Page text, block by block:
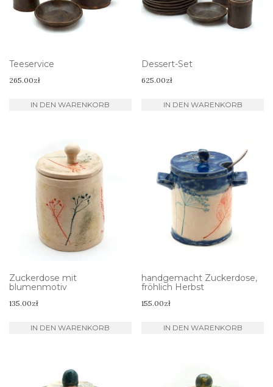
Teeservice
265.00zł
IN DEN WARENKORB
Dessert-Set
625.00zł
IN DEN WARENKORB
Zuckerdose mit
blumenmotiv
135.00zł
IN DEN WARENKORB
handgemacht Zuckerdose,
fröhlich Herbst
155.00zł
IN DEN WARENKORB